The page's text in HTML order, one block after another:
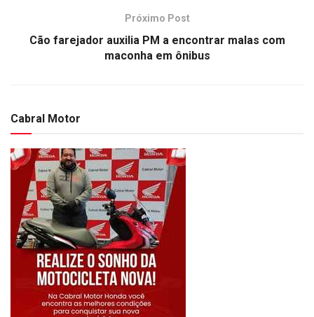
Próximo Post
Cão farejador auxilia PM a encontrar malas com
maconha em ônibus
Cabral Motor